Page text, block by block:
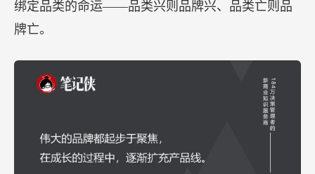
绑定品类的命运——品类兴则品牌兴、品类亡则品
牌亡。